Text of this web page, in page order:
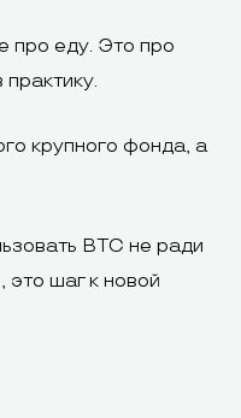
про еду. Это про
крупного фонда, а
BTC не ради
это шаг к новой